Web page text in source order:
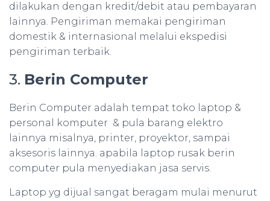
dilakukan dengan kredit/debit atau pembayaran
lainnya. Pengiriman memakai pengiriman
domestik & internasional melalui ekspedisi
pengiriman terbaik.
3. Berin Computer
Berin Computer adalah tempat toko laptop &
personal komputer & pula barang elektro
lainnya misalnya, printer, proyektor, sampai
aksesoris lainnya. apabila laptop rusak berin
computer pula menyediakan jasa servis.
Laptop yg dijual sangat beragam mulai menurut